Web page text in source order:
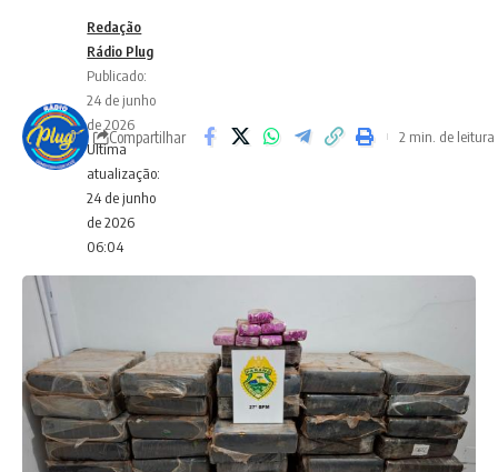
Ultima
atualização:
24 de junho
de 2026
06:04
Redação
Rádio Plug
Publicado:
24 de junho
de 2026
Compartilhar 2 min. de leitura